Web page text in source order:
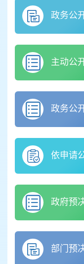
政务公
主动公
政务公
依申请
政府预
部门预